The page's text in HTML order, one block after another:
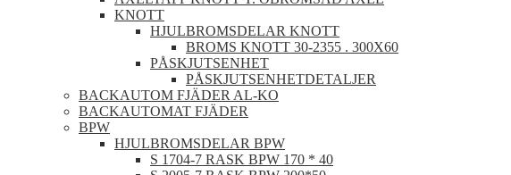
KNOTT
HJULBROMSDELAR KNOTT
BROMS KNOTT 30-2355 . 300X60
PÅSKJUTSENHET
PÅSKJUTSENHETDETALJER
BACKAUTOM FJÄDER AL-KO
BACKAUTOMAT FJÄDER
BPW
HJULBROMSDELAR BPW
S 1704-7 RASK BPW 170 * 40